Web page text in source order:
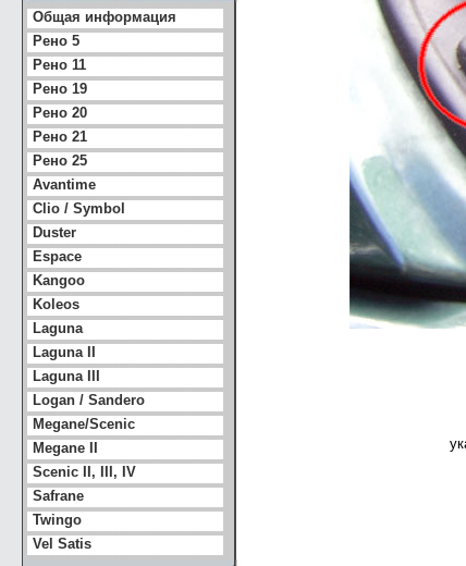
Общая информация
Рено 5
Рено 11
Рено 19
Рено 20
Рено 21
Рено 25
Avantime
Clio / Symbol
Duster
Espace
Kangoo
Koleos
Laguna
Laguna II
Laguna III
Logan / Sandero
Megane/Scenic
Megane II
Scenic II, III, IV
Safrane
Twingo
Vel Satis